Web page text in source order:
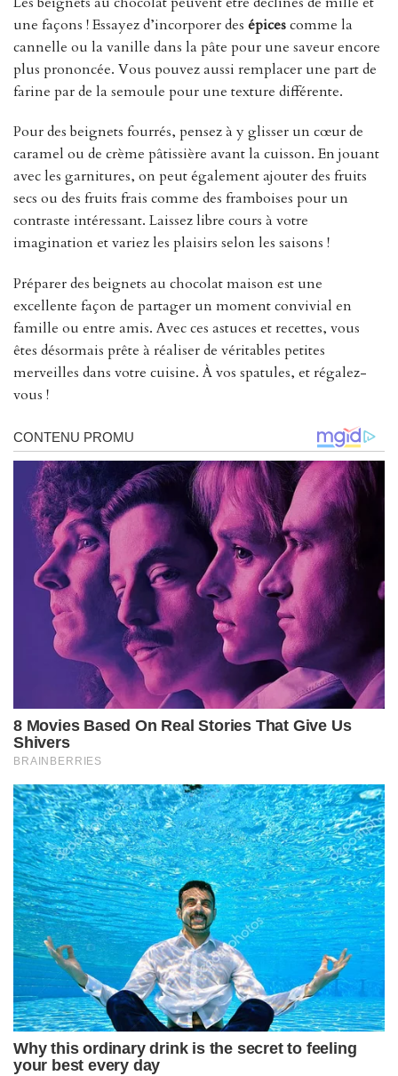
une façons ! Essayez d’incorporer des épicescomme la
cannelle ou la vanille dans la pâte pour une saveur encore
plus prononcée. Vous pouvez aussi remplacer une part de
farine par de la semoule pour une texture différente.
Pour des beignets fourrés, pensez à y glisser un cœur de
caramel ou de crème pâtissière avant la cuisson. En jouant
avec les garnitures, on peut également ajouter des fruits
secs ou des fruits frais comme des framboises pour un
contraste intéressant. Laissez libre cours à votre
imagination et variez les plaisirs selon les saisons !
Préparer des beignets au chocolat maison est une
excellente façon de partager un moment convivial en
famille ou entre amis. Avec ces astuces et recettes, vous
êtes désormais prête à réaliser de véritables petites
merveilles dans votre cuisine. À vos spatules, et régalez-
vous !